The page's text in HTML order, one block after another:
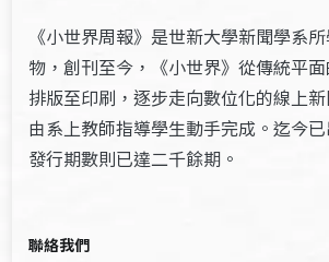
《小世界周報》是世新大學新聞學系
物，創刊至今，《小世界》從傳統平面
排版至印刷，逐步走向數位化的線上
由系上教師指導學生動手完成。迄今已
發行期數則已達二千餘期。
聯絡我們